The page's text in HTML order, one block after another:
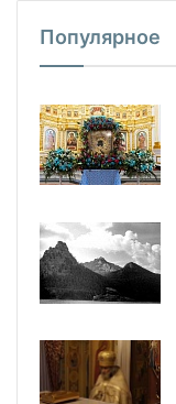
Популярное